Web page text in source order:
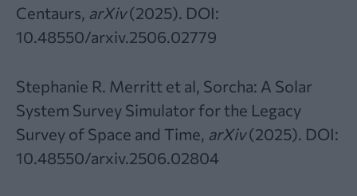
Centaurs, arXiv(2025). DOI:
10.48550/arxiv.2506.02779
Stephanie R. Merritt et al, Sorcha: A Solar
System Survey Simulator for the Legacy
Survey of Space and Time, arXiv(2025). DOI:
10.48550/arxiv.2506.02804